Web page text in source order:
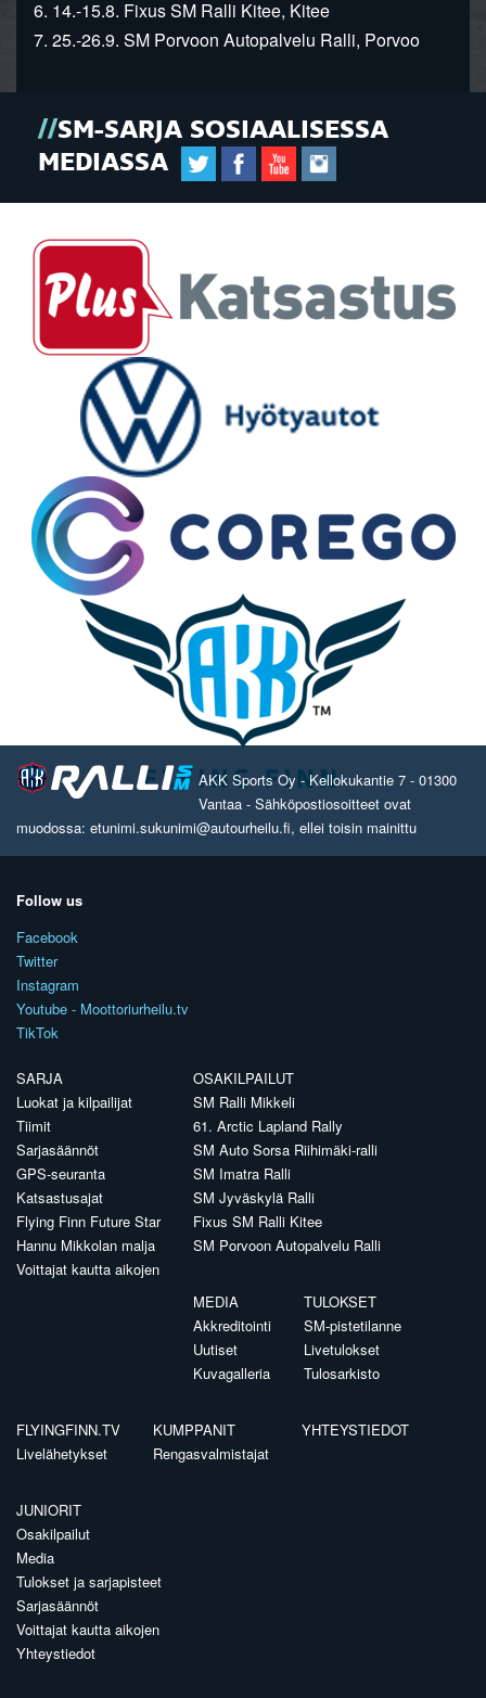
6. 14.-15.8. Fixus SM Ralli Kitee, Kitee
7. 25.-26.9. SM Porvoon Autopalvelu Ralli, Porvoo
SM-SARJA SOSIAALISESSA
MEDIASSA
AKK Sports Oy - Kellokukantie 7 - 01300
Vantaa - Sähköpostiosoitteet ovat
muodossa: etunimi.sukunimi@autourheilu.fi, ellei toisin mainittu
Follow us
Facebook
Twitter
Instagram
Youtube - Moottoriurheilu.tv
TikTok
SARJA
Luokat ja kilpailijat
Tiimit
Sarjasäännöt
GPS-seuranta
Katsastusajat
Flying Finn Future Star
Hannu Mikkolan malja
Voittajat kautta aikojen
OSAKILPAILUT
SM Ralli Mikkeli
61. Arctic Lapland Rally
SM Auto Sorsa Riihimäki-ralli
SM Imatra Ralli
SM Jyväskylä Ralli
Fixus SM Ralli Kitee
SM Porvoon Autopalvelu Ralli
MEDIA
Akkreditointi
Uutiset
Kuvagalleria
TULOKSET
SM-pistetilanne
Livetulokset
Tulosarkisto
FLYINGFINN.TV
Livelähetykset
KUMPPANIT
Rengasvalmistajat
YHTEYSTIEDOT
JUNIORIT
Osakilpailut
Media
Tulokset ja sarjapisteet
Sarjasäännöt
Voittajat kautta aikojen
Yhteystiedot